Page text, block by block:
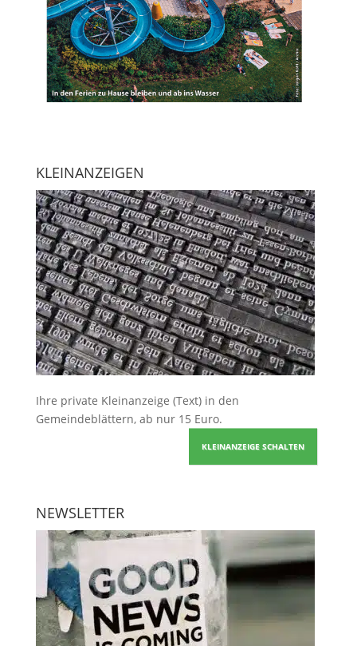
KLEINANZEIGEN
Ihre private Kleinanzeige (Text) in den
Gemeindeblättern, ab nur 15 Euro.
KLEINANZEIGE SCHALTEN
NEWSLETTER